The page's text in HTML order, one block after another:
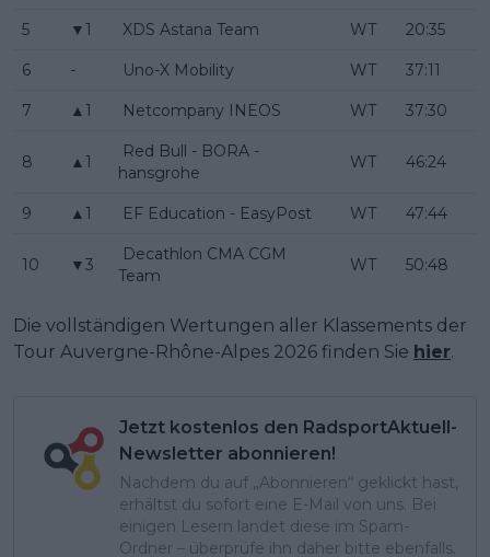
5 ▼1 XDS Astana Team WT 20:35
6 - Uno-X Mobility WT 37:11
7 ▲1 Netcompany INEOS WT 37:30
8 ▲1
Red Bull - BORA -
hansgrohe
WT 46:24
9 ▲1 EF Education - EasyPost WT 47:44
10 ▼3
Decathlon CMA CGM
Team
WT 50:48
Die vollständigen Wertungen aller Klassements der
Tour Auvergne-Rhône-Alpes 2026 finden Sie hier.
Jetzt kostenlos den RadsportAktuell-
Newsletter abonnieren!
Nachdem du auf „Abonnieren“ geklickt hast,
erhältst du sofort eine E-Mail von uns. Bei
einigen Lesern landet diese im Spam-
Ordner – überprüfe ihn daher bitte ebenfalls.